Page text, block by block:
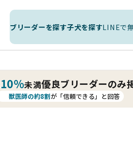
ブリーダーを探す子犬を探すLINEで
10%未満優良ブリーダーのみ
獣医師の約8割が「信頼できる」と回答